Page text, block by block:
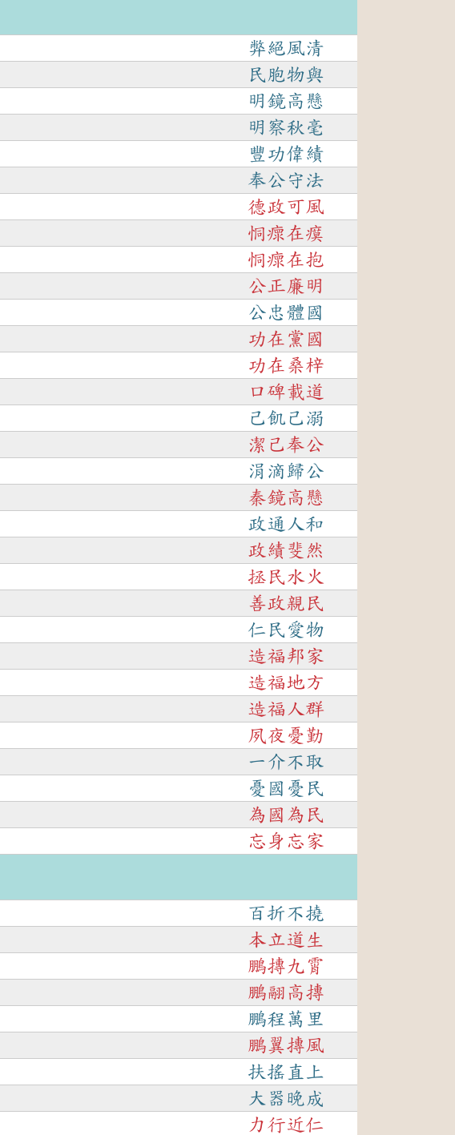
弊絕風清
民胞物與
明鏡高懸
明察秋毫
豐功偉績
奉公守法
德政可風
恫瘝在瘼
恫瘝在抱
公正廉明
公忠體國
功在黨國
功在桑梓
口碑載道
己飢己溺
潔己奉公
涓滴歸公
秦鏡高懸
政通人和
政績斐然
拯民水火
善政親民
仁民愛物
造福邦家
造福地方
造福人群
夙夜憂勤
一介不取
憂國憂民
為國為民
忘身忘家
百折不撓
本立道生
鵬摶九霄
鵬翮高摶
鵬程萬里
鵬翼摶風
扶搖直上
大器晚成
力行近仁